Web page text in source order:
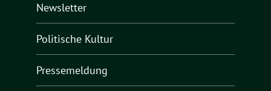
Newsletter
Politische Kultur
Pressemeldung